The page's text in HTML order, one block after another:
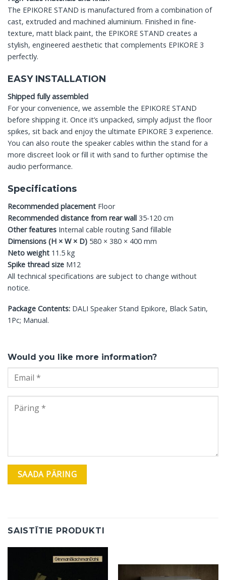
The EPIKORE STAND is manufactured from a combination of
cast, extruded and machined aluminium. Finished in fine-
texture, matt black paint, the EPIKORE STAND creates a
stylish, engineered aesthetic that complements EPIKORE 3
perfectly.
EASY INSTALLATION
Shipped fully assembled
For your convenience, we assemble the EPIKORE STAND
before shipping it. Once it’s unpacked, simply adjust the floor
spikes, sit back and enjoy the ultimate EPIKORE 3 experience.
You can also route the speaker cables within the stand for a
more discreet look or fill it with sand to further optimise the
audio performance.
Specifications
Recommended placement Floor
Recommended distance from rear wall 35-120 cm
Other features Internal cable routing Sand fillable
Dimensions (H × W × D) 580 × 380 × 400 mm
Neto weight 11.5 kg
Spike thread size M12
All technical specifications are subject to change without
notice.
Package Contents: DALI Speaker Stand Epikore, Black Satin,
1Pc; Manual.
Would you like more information?
SAISTĪTIE PRODUKTI